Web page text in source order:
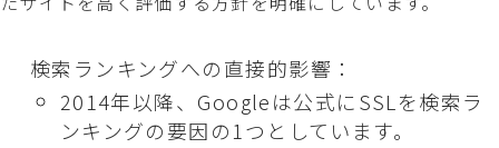
検索ランキングへの直接的影響：
2014年以降、Googleは公式にSSLを検索ラ
ンキングの要因の1つとしています。